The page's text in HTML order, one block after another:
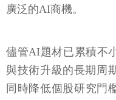
廣泛的AI商機。
儘管AI題材已累積不
與技術升級的長期周
同時降低個股研究門